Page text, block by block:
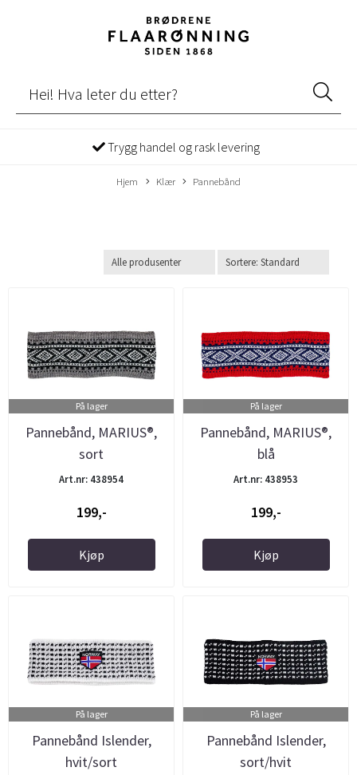
Trygg handel og rask levering
Hjem Klær Pannebånd
På lager
Pannebånd, MARIUS®,
sort
Art.nr: 438954
199,-
Kjøp
På lager
Pannebånd, MARIUS®,
blå
Art.nr: 438953
199,-
Kjøp
På lager
Pannebånd Islender,
hvit/sort
På lager
Pannebånd Islender,
sort/hvit